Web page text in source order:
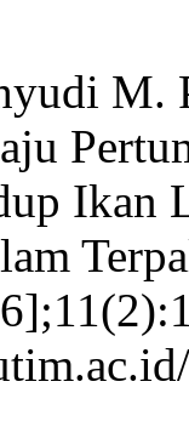
M.
Ikan